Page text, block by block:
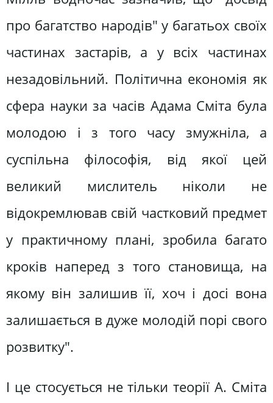
про багатство народів" у багатьох своїх
частинах застарів, а у всіх частинах
незадовільний. Політична економія як
сфера науки за часів Адама Сміта була
молодою і з того часу змужніла, а
суспільна філософія, від якої цей
великий мислитель ніколи не
відокремлював свій частковий предмет
у практичному плані, зробила багато
кроків наперед з того становища, на
якому він залишив її, хоч і досі вона
залишається в дуже молодій порі свого
розвитку".
І це стосується не тільки теорії А. Сміта